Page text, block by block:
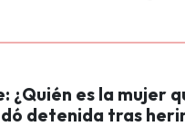
¿Quién es la mujer
detenida tras